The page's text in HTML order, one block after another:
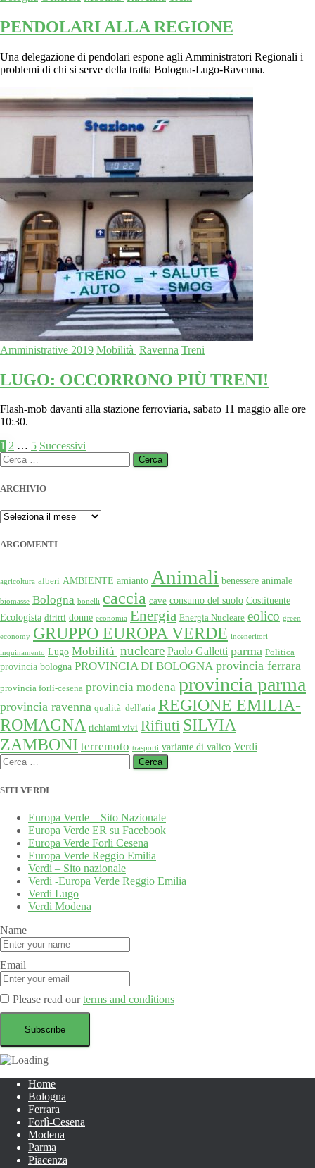
PENDOLARI ALLA REGIONE
Una delegazione di pendolari espone agli Amministratori Regionali i
problemi di chi si serve della tratta Bologna-Lugo-Ravenna.
Amministrative 2019 Mobilità Ravenna Treni
LUGO: OCCORRONO PIÙ TRENI!
Flash-mob davanti alla stazione ferroviaria, sabato 11 maggio alle ore
10:30.
Paginazione
degli
articoli
1 2 … 5 Successivi
Ricerca
per:
ARCHIVIO
ARCHIVIO
ARGOMENTI
agricoltura alberi AMBIENTE amianto Animali benessere animale
biomasse Bologna bonelli caccia cave consumo del suolo Costituente
Ecologista diritti donne economia Energia Energia Nucleare eolico green
economy GRUPPO EUROPA VERDE inceneritori
inquinamento Lugo Mobilità nucleare Paolo Galletti parma Politica
provincia bologna PROVINCIA DI BOLOGNA provincia ferrara
provincia forlì-cesena provincia modena provincia parma
provincia ravenna qualità dell'aria REGIONE EMILIA-
ROMAGNA richiami vivi Rifiuti SILVIA
ZAMBONI terremoto trasporti variante di valico Verdi
Ricerca
per:
SITI VERDI
Europa Verde – Sito Nazionale
Europa Verde ER su Facebook
Europa Verde Forli Cesena
Europa Verde Reggio Emilia
Verdi – Sito nazionale
Verdi -Europa Verde Reggio Emilia
Verdi Lugo
Verdi Modena
Name
Email
Please read ourterms and conditions
Home
Bologna
Ferrara
Forlì-Cesena
Modena
Parma
Piacenza